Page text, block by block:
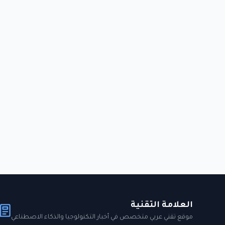
العلامة التقنية
موقع تقني عربي متخصص في أخبار التكنولوجيا والذكاء الاصطناعي